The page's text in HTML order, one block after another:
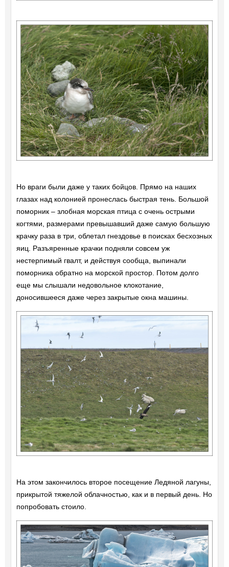
Но враги были даже у таких бойцов. Прямо на наших
глазах над колонией пронеслась быстрая тень. Большой
поморник – злобная морская птица с очень острыми
когтями, размерами превышавший даже самую большую
крачку раза в три, облетал гнездовье в поисках бесхозных
яиц. Разъяренные крачки подняли совсем уж
нестерпимый гвалт, и действуя сообща, выпинали
поморника обратно на морской простор. Потом долго
еще мы слышали недовольное клокотание,
доносившееся даже через закрытые окна машины.
На этом закончилось второе посещение Ледяной лагуны,
прикрытой тяжелой облачностью, как и в первый день. Но
попробовать стоило.